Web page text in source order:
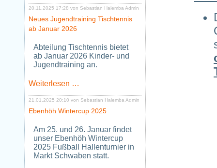
Mitgliederversammlung
2025
20.11.2025 17:28 von Sebastian Halemba Admin
Neues Jugendtraining Tischtennis
ab Januar 2026
Abteilung Tischtennis bietet
ab Januar 2026 Kinder- und
Jugendtraining an.
Weiterlesen …
Tischtennis
ab
2026
21.01.2025 20:10 von Sebastian Halemba Admin
Ebenhöh Wintercup 2025
Am 25. und 26. Januar findet
unser Ebenhöh Wintercup
2025 Fußball Hallenturnier in
Markt Schwaben statt.